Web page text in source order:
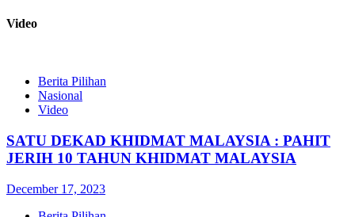
Video
Berita Pilihan
Nasional
Video
SATU DEKAD KHIDMAT MALAYSIA : PAHIT
JERIH 10 TAHUN KHIDMAT MALAYSIA
December 17, 2023